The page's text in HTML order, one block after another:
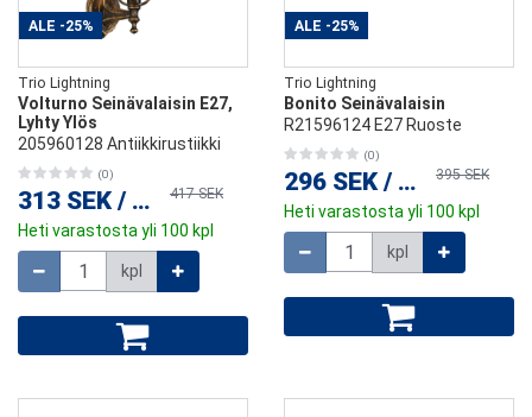
ALE -25%
Trio Lightning
Volturno Seinävalaisin E27,
Lyhty Ylös
205960128 Antiikkirustiikki
(0)
313 SEK / kpl 417 SEK
Heti varastosta yli 100 kpl
kpl
ALE -25%
Trio Lightning
Bonito Seinävalaisin
R21596124 E27 Ruoste
(0)
296 SEK / kpl 395 SEK
Heti varastosta yli 100 kpl
kpl